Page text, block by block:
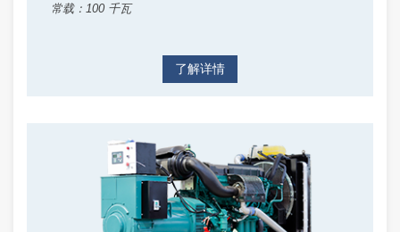
常载：100 千瓦
了解详情